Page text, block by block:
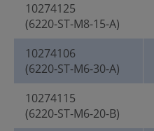
10274125
(6220-ST-M8-15-A)
10274106
(6220-ST-M6-30-A)
10274115
(6220-ST-M6-20-B)